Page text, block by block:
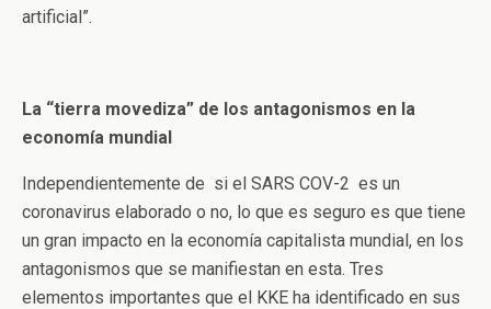
artificial”.
La “tierra movediza” de los antagonismos en la
economía mundial
Independientemente de si el SARS COV-2 es un
coronavirus elaborado o no, lo que es seguro es que tiene
un gran impacto en la economía capitalista mundial, en los
antagonismos que se manifiestan en esta. Tres
elementos importantes que el KKE ha identificado en sus